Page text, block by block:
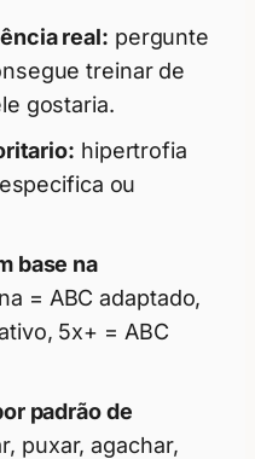
real: pergunte
treinar de
gostaria.
hipertrofia
ou
base na
= ABC adaptado,
5x+ = ABC
padrão de
puxar, agachar,